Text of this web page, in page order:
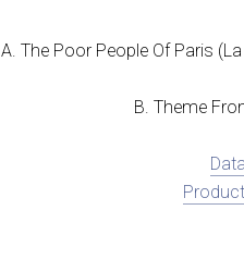
A. The Poor People Of Paris
B. Theme